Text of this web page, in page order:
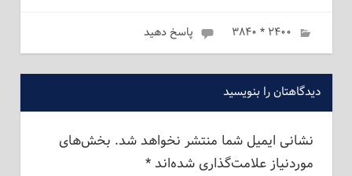
ژانویه 6, 2023
admin
۲۴۰۰ * ۳۸۴۰ پاسخ دهید
دیدگاهتان را بنویسید
نشانی ایمیل شما منتشر نخواهد شد. بخش‌های
موردنیاز علامت‌گذاری شده‌اند*